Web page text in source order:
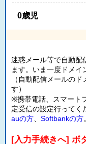
0歳児
迷惑メール等で自動配
ます。いま一度ドメイ
（自動配信メールの
す）
※携帯電話、スマート
定受信の設定行ってく
auの方
Softbankの方。
[入力手続きへ] ボ